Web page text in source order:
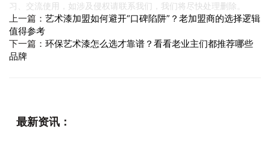
习、交流使用，如涉及侵权请联系我们，我们将尽快处理删除。
上一篇： 艺术漆加盟如何避开“口碑陷阱”？老加盟商的选择逻辑
值得参考
下一篇： 环保艺术漆怎么选才靠谱？看看老业主们都推荐哪些
品牌
最新资讯：